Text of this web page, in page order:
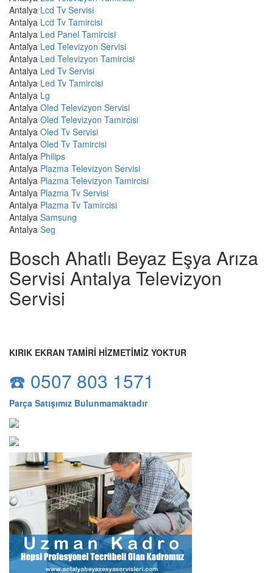
Antalya Lcd Tv Servisi
Antalya Lcd Tv Tamircisi
Antalya Led Panel Tamircisi
Antalya Led Televizyon Servisi
Antalya Led Televizyon Tamircisi
Antalya Led Tv Servisi
Antalya Led Tv Tamircisi
Antalya Lg
Antalya Oled Televizyon Servisi
Antalya Oled Televizyon Tamircisi
Antalya Oled Tv Servisi
Antalya Oled Tv Tamircisi
Antalya Philips
Antalya Plazma Televizyon Servisi
Antalya Plazma Televizyon Tamircisi
Antalya Plazma Tv Servisi
Antalya Plazma Tv Tamircisi
Antalya Samsung
Antalya Seg
Bosch Ahatlı Beyaz Eşya Arıza
Servisi Antalya Televizyon
Servisi
KIRIK EKRAN TAMİRİ HİZMETİMİZ YOKTUR
☎️ 0507 803 1571
Parça Satışımız Bulunmamaktadır